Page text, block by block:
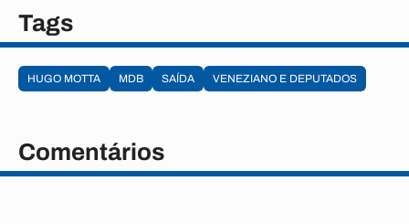
Tags
HUGO MOTTA MDB SAÍDA VENEZIANO E DEPUTADOS
Comentários